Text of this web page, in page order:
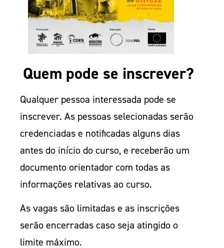
Quem pode se inscrever?
Qualquer pessoa interessada pode se
inscrever. As pessoas selecionadas serão
credenciadas e notificadas alguns dias
antes do início do curso, e receberão um
documento orientador com todas as
informações relativas ao curso.
As vagas são limitadas e as inscrições
serão encerradas caso seja atingido o
limite máximo.